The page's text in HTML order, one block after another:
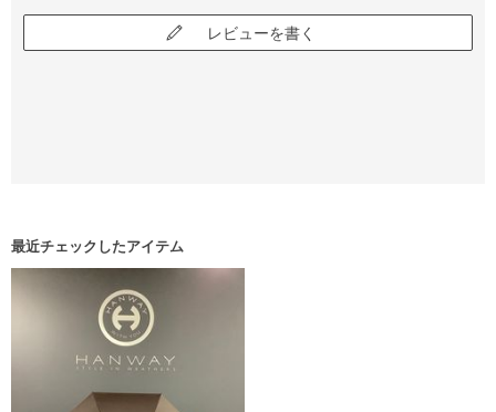
レビューを書く
最近チェックしたアイテム